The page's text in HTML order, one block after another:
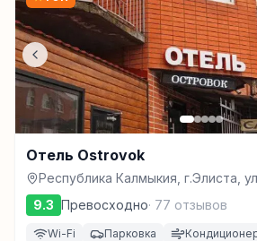
Отель Ostrovok
Республика Калмыкия, г.Элиста,
д.14, Элиста
9.3 Превосходно· 77 отзывов
Wi-Fi Парковка